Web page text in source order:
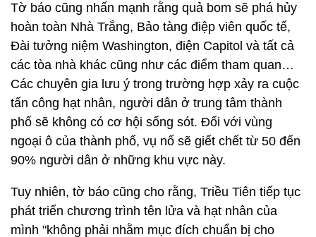
Tờ báo cũng nhấn mạnh rằng quả bom sẽ phá hủy
hoàn toàn Nhà Trắng, Bảo tàng điệp viên quốc tế,
Đài tưởng niệm Washington, điện Capitol và tất cả
các tòa nhà khác cũng như các điểm tham quan…
Các chuyên gia lưu ý trong trường hợp xảy ra cuộc
tấn công hạt nhân, người dân ở trung tâm thành
phố sẽ không có cơ hội sống sót. Đối với vùng
ngoại ô của thành phố, vụ nổ sẽ giết chết từ 50 đến
90% người dân ở những khu vực này.
Tuy nhiên, tờ báo cũng cho rằng, Triều Tiên tiếp tục
phát triển chương trình tên lửa và hạt nhân của
mình "không phải nhằm mục đích chuẩn bị cho